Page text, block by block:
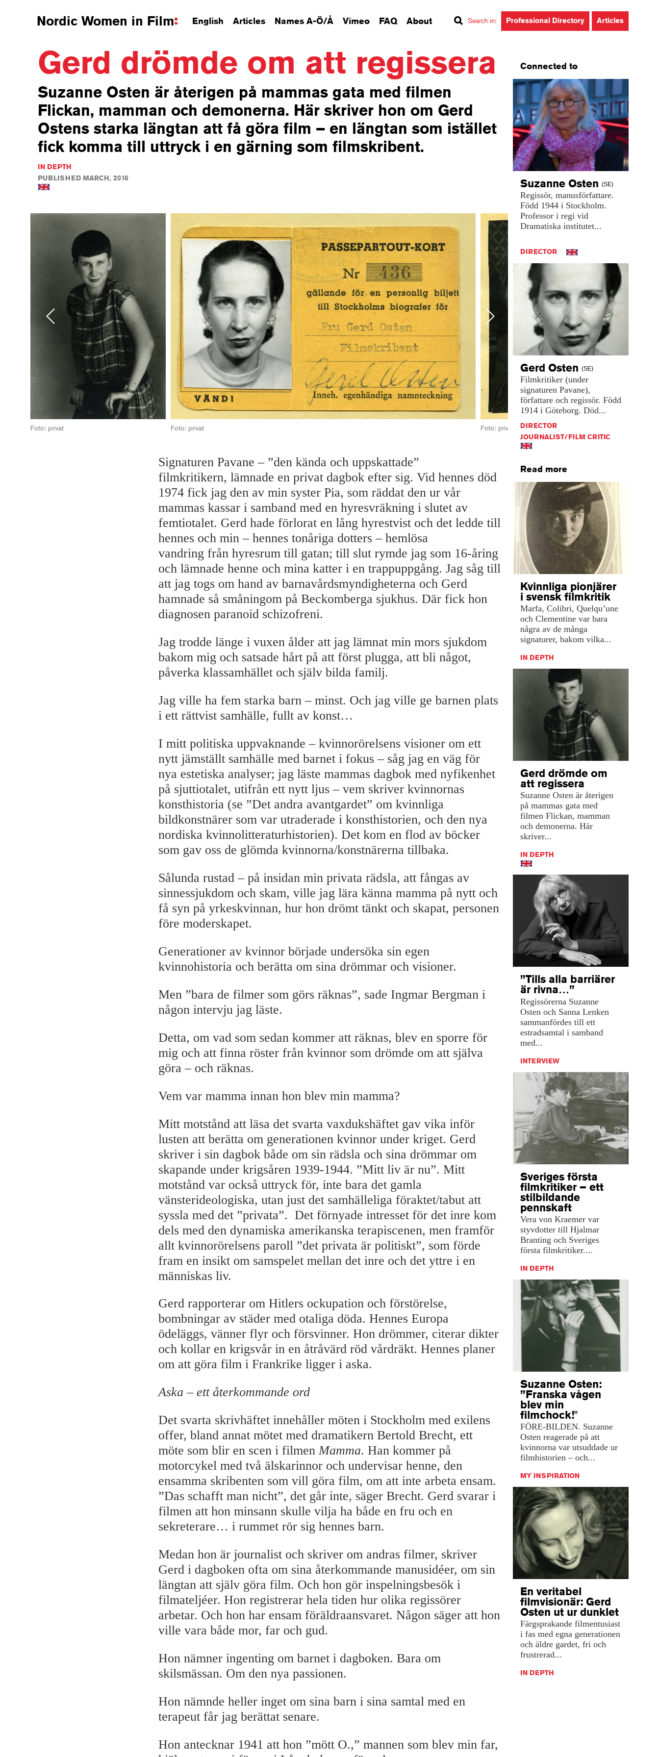
Nordic Women in Film English Articles Names A-Ö/Å Vimeo FAQ About Search in: Professional Directory Articles
Gerd drömde om att regissera
Suzanne Osten är återigen på mammas gata med filmen
Flickan, mamman och demonerna. Här skriver hon om Gerd
Ostens starka längtan att få göra film – en längtan som istället
fick komma till uttryck i en gärning som filmskribent.
IN DEPTH
PUBLISHED MARCH, 2016
Previous
Foto: privat Foto: privat Foto: privat
Next
Signaturen Pavane – ”den kända och uppskattade”
filmkritikern, lämnade en privat dagbok efter sig. Vid hennes död
1974 fick jag den av min syster Pia, som räddat den ur vår
mammas kassar i samband med en hyresvräkning i slutet av
femtiotalet. Gerd hade förlorat en lång hyrestvist och det ledde till
hennes och min – hennes tonåriga dotters – hemlösa
vandring från hyresrum till gatan; till slut rymde jag som 16-åring
och lämnade henne och mina katter i en trappuppgång. Jag såg till
att jag togs om hand av barnavårdsmyndigheterna och Gerd
hamnade så småningom på Beckomberga sjukhus. Där fick hon
diagnosen paranoid schizofreni.
Jag trodde länge i vuxen ålder att jag lämnat min mors sjukdom
bakom mig och satsade hårt på att först plugga, att bli något,
påverka klassamhället och själv bilda familj.
Jag ville ha fem starka barn – minst. Och jag ville ge barnen plats
i ett rättvist samhälle, fullt av konst…
I mitt politiska uppvaknande – kvinnorörelsens visioner om ett
nytt jämställt samhälle med barnet i fokus – såg jag en väg för
nya estetiska analyser; jag läste mammas dagbok med nyfikenhet
på sjuttiotalet, utifrån ett nytt ljus – vem skriver kvinnornas
konsthistoria (se ”Det andra avantgardet” om kvinnliga
bildkonstnärer som var utraderade i konsthistorien, och den nya
nordiska kvinnolitteraturhistorien). Det kom en flod av böcker
som gav oss de glömda kvinnorna/konstnärerna tillbaka.
Sålunda rustad – på insidan min privata rädsla, att fångas av
sinnessjukdom och skam, ville jag lära känna mamma på nytt och
få syn på yrkeskvinnan, hur hon drömt tänkt och skapat, personen
före moderskapet.
Generationer av kvinnor började undersöka sin egen
kvinnohistoria och berätta om sina drömmar och visioner.
Men ”bara de filmer som görs räknas”, sade Ingmar Bergman i
någon intervju jag läste.
Detta, om vad som sedan kommer att räknas, blev en sporre för
mig och att finna röster från kvinnor som drömde om att själva
göra – och räknas.
Vem var mamma innan hon blev min mamma?
Mitt motstånd att läsa det svarta vaxdukshäftet gav vika inför
lusten att berätta om generationen kvinnor under kriget. Gerd
skriver i sin dagbok både om sin rädsla och sina drömmar om
skapande under krigsåren 1939-1944. ”Mitt liv är nu”. Mitt
motstånd var också uttryck för, inte bara det gamla
vänsterideologiska, utan just det samhälleliga föraktet/tabut att
syssla med det ”privata”. Det förnyade intresset för det inre kom
dels med den dynamiska amerikanska terapiscenen, men framför
allt kvinnorörelsens paroll ”det privata är politiskt”, som förde
fram en insikt om samspelet mellan det inre och det yttre i en
människas liv.
Gerd rapporterar om Hitlers ockupation och förstörelse,
bombningar av städer med otaliga döda. Hennes Europa
ödeläggs, vänner flyr och försvinner. Hon drömmer, citerar dikter
och kollar en krigsvår in en åtråvärd röd vårdräkt. Hennes planer
om att göra film i Frankrike ligger i aska.
Aska – ett återkommande ord
Det svarta skrivhäftet innehåller möten i Stockholm med exilens
offer, bland annat mötet med dramatikern Bertold Brecht, ett
möte som blir en scen i filmenMamma. Han kommer på
motorcykel med två älskarinnor och undervisar henne, den
ensamma skribenten som vill göra film, om att inte arbeta ensam.
”Das schafft man nicht”, det går inte, säger Brecht. Gerd svarar i
filmen att hon minsann skulle vilja ha både en fru och en
sekreterare… i rummet rör sig hennes barn.
Medan hon är journalist och skriver om andras filmer, skriver
Gerd i dagboken ofta om sina återkommande manusidéer, om sin
längtan att själv göra film. Och hon gör inspelningsbesök i
filmateljéer. Hon registrerar hela tiden hur olika regissörer
arbetar. Och hon har ensam föräldraansvaret. Någon säger att hon
ville vara både mor, far och gud.
Hon nämner ingenting om barnet i dagboken. Bara om
skilsmässan. Om den nya passionen.
Hon nämnde heller inget om sina barn i sina samtal med en
terapeut får jag berättat senare.
Hon antecknar 1941 att hon ”mött O.,” mannen som blev min far,
Connected to
Suzanne Osten (SE)
Regissör, manusförfattare.
Född 1944 i Stockholm.
Professor i regi vid
Dramatiska institutet...
DIRECTOR
Gerd Osten (SE)
Filmkritiker (under
signaturen Pavane),
författare och regissör. Född
1914 i Göteborg. Död...
DIRECTOR
JOURNALIST/FILM CRITIC
Read more
Kvinnliga pionjärer
i svensk filmkritik
Marfa, Colibri, Quelqu’une
och Clementine var bara
några av de många
signaturer, bakom vilka...
IN DEPTH
Gerd drömde om
att regissera
Suzanne Osten är återigen
på mammas gata med
filmen Flickan, mamman
och demonerna. Här
skriver...
IN DEPTH
”Tills alla barriärer
är rivna…”
Regissörerna Suzanne
Osten och Sanna Lenken
sammanfördes till ett
estradsamtal i samband
med...
INTERVIEW
Sveriges första
filmkritiker – ett
stilbildande
pennskaft
Vera von Kraemer var
styvdotter till Hjalmar
Branting och Sveriges
första filmkritiker....
IN DEPTH
Suzanne Osten:
”Franska vågen
blev min
filmchock!"
FÖRE-BILDEN. Suzanne
Osten reagerade på att
kvinnorna var utsuddade ur
filmhistorien – och...
MY INSPIRATION
En veritabel
filmvisionär: Gerd
Osten ut ur dunklet
Färgsprakande filmentusiast
i fas med egna generationen
och äldre gardet, fri och
frustrerad...
IN DEPTH